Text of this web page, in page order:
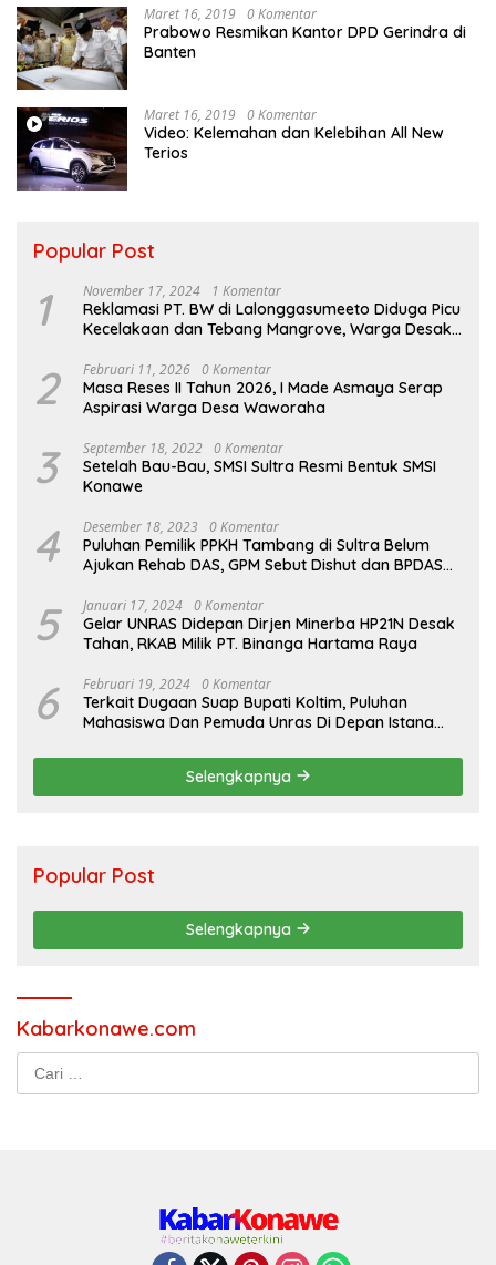
Maret 16, 2019 0 Komentar
Prabowo Resmikan Kantor DPD Gerindra di
Banten
Maret 16, 2019 0 Komentar
Video: Kelemahan dan Kelebihan All New
Terios
Popular Post
1 November 17, 2024 1 Komentar
Reklamasi PT. BW di Lalonggasumeeto Diduga Picu
Kecelakaan dan Tebang Mangrove, Warga Desak
2 Februari 11, 2026 0 Komentar
Masa Reses II Tahun 2026, I Made Asmaya Serap
Aspirasi Warga Desa Waworaha
3 September 18, 2022 0 Komentar
Setelah Bau-Bau, SMSI Sultra Resmi Bentuk SMSI
Konawe
4 Desember 18, 2023 0 Komentar
Puluhan Pemilik PPKH Tambang di Sultra Belum
Ajukan Rehab DAS, GPM Sebut Dishut dan BPDAS
5 Januari 17, 2024 0 Komentar
Gelar UNRAS Didepan Dirjen Minerba HP21N Desak
Tahan, RKAB Milik PT. Binanga Hartama Raya
6 Februari 19, 2024 0 Komentar
Terkait Dugaan Suap Bupati Koltim, Puluhan
Mahasiswa Dan Pemuda Unras Di Depan Istana
Selengkapnya
Popular Post
Selengkapnya
Kabarkonawe.com